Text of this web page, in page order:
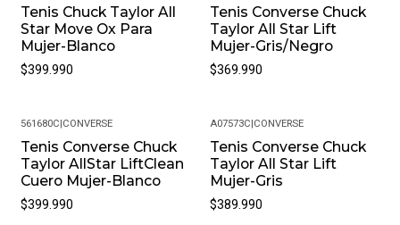
Completamente Feliz Y Puedas Volver A Elegirnos.
¿Cómo Debo Cuidar Mis Productos? Para Mantener Tu
Producto En Las Mejores Condiciones, Recomendamos
Limpiarlos Con Un Paño Húmedo Y Evitar El Uso De
Fresco Y Seco Cuando No Los Estés Usando.
• Peso Del Producto: Ligero, Ideal Para Uso Diario.
Tenis Chuck Taylor All
Star Move Ox Para
Mujer-Blanco
$399.990
Tenis Converse Chuck
Taylor All Star Lift
Mujer-Gris/Negro
$369.990
561680C CONVERSE
Tenis Converse Chuck
Taylor AllStar LiftClean
Cuero Mujer-Blanco
$399.990
A07573C CONVERSE
Tenis Converse Chuck
Taylor All Star Lift
Mujer-Gris
$389.990